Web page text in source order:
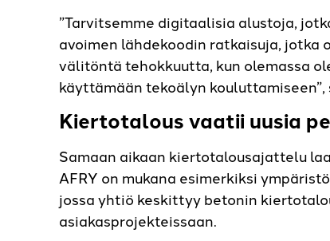
”Tarvitsemme digitaalisia alustoja,
avoimen lähdekoodin ratkaisuja, jotka
välitöntä tehokkuutta, kun olemassa
käyttämään tekoälyn
Kiertotalous vaatii uusia
Samaan aikaan kiertotalousajattelu
AFRY on mukana esimerkiksi
jossa yhtiö keskittyy betonin
asiakasprojekteissaan.